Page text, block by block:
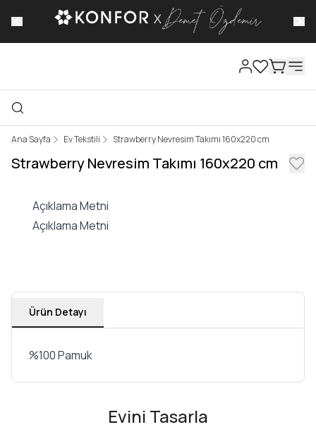
Ana Sayfa Ev Tekstili Strawberry Nevresim Takımı 160x220 cm
Strawberry Nevresim Takımı 160x220 cm
Açıklama Metni
Açıklama Metni
Ürün Detayı
%100 Pamuk
Evini Tasarla